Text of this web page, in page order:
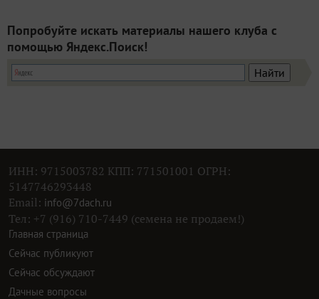
Попробуйте искать материалы нашего клуба с
помощью Яндекс.Поиск!
ИНН: 9715003782 КПП: 771501001 ОГРН:
5147746293448
Email: info@7dach.ru
Тел: +7 (916) 710-7449 (семена не продаем!)
Главная страница
Сейчас публикуют
Сейчас обсуждают
Дачные вопросы